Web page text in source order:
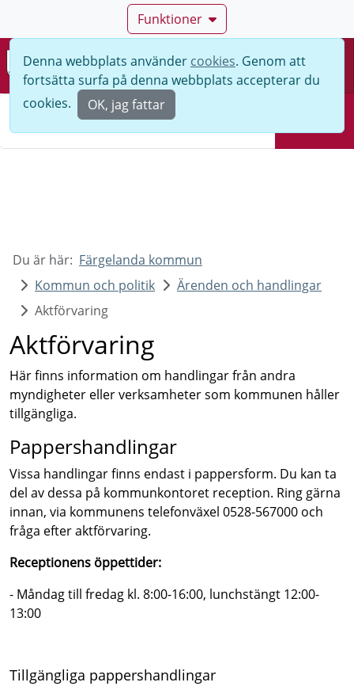
Funktioner
Meny
Denna webbplats använder cookies. Genom att
fortsätta surfa på denna webbplats accepterar du
cookies.
OK, jag fattar
Du är här: Färgelanda kommun
Kommun och politik
Ärenden och handlingar
Aktförvaring
Aktförvaring
Här finns information om handlingar från andra
myndigheter eller verksamheter som kommunen håller
tillgängliga.
Pappershandlingar
Vissa handlingar finns endast i pappersform. Du kan ta
del av dessa på kommunkontoret reception. Ring gärna
innan, via kommunens telefonväxel 0528-567000 och
fråga efter aktförvaring.
Receptionens öppettider:
- Måndag till fredag kl. 8:00-16:00, lunchstängt 12:00-
13:00
Tillgängliga pappershandlingar